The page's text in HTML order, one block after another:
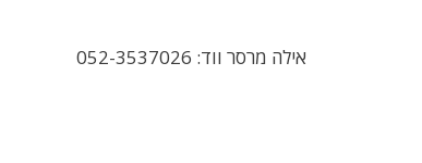
אילה מרסר ווד: 052-3537026